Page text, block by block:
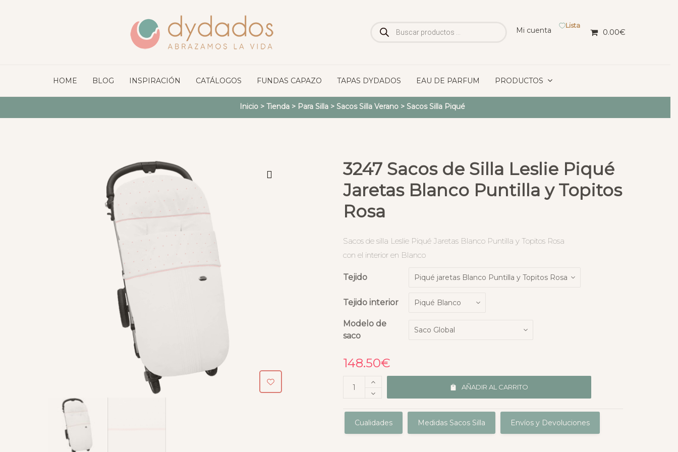
de
productos
Mi cuenta
Lista
0.00€
HOME BLOG INSPIRACIÓN CATÁLOGOS FUNDAS CAPAZO TAPAS DYDADOS EAU DE PARFUM PRODUCTOS
Inicio> Tienda> Para Silla> Sacos Silla Verano> Sacos Silla Piqué
3247 Sacos de Silla Leslie Piqué
Jaretas Blanco Puntilla y Topitos
Rosa
Sacos de silla Leslie Piqué Jaretas Blanco Puntilla y Topitos Rosa
con el interior en Blanco
Tejido
Tejido interior
Modelo de
saco
148.50€
AÑADIR AL CARRITO
Cualidades Medidas Sacos Silla Envíos y Devoluciones